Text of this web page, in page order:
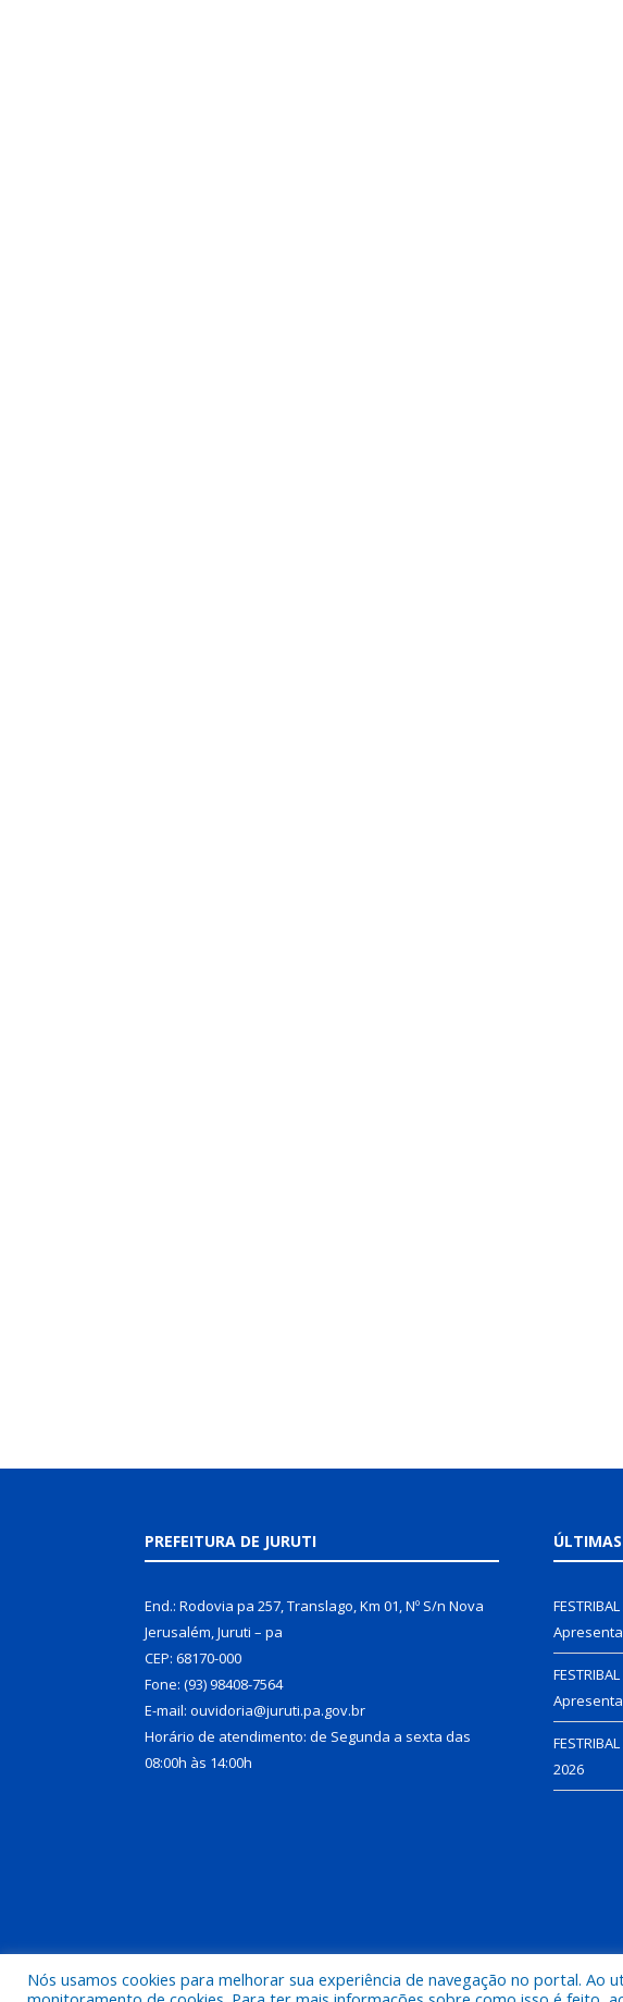
PREFEITURA DE JURUTI
End.: Rodovia pa 257, Translago, Km 01, Nº S/n Nova
Jerusalém, Juruti – pa
CEP: 68170-000
Fone: (93) 98408-7564
E-mail: ouvidoria@juruti.pa.gov.br
Horário de atendimento: de Segunda a sexta das
08:00h às 14:00h
2026
Todos os direitos reservados a Prefeitura Municipal de Juruti.
Nós usamos cookies para melhorar sua experiência de navegação no portal. Ao